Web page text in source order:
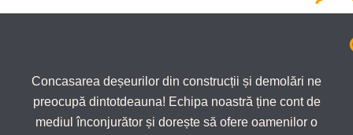
Concasarea deșeurilor din construcții și demolări ne
preocupă dintotdeauna! Echipa noastră ține cont de
mediul înconjurător și dorește să ofere oamenilor o